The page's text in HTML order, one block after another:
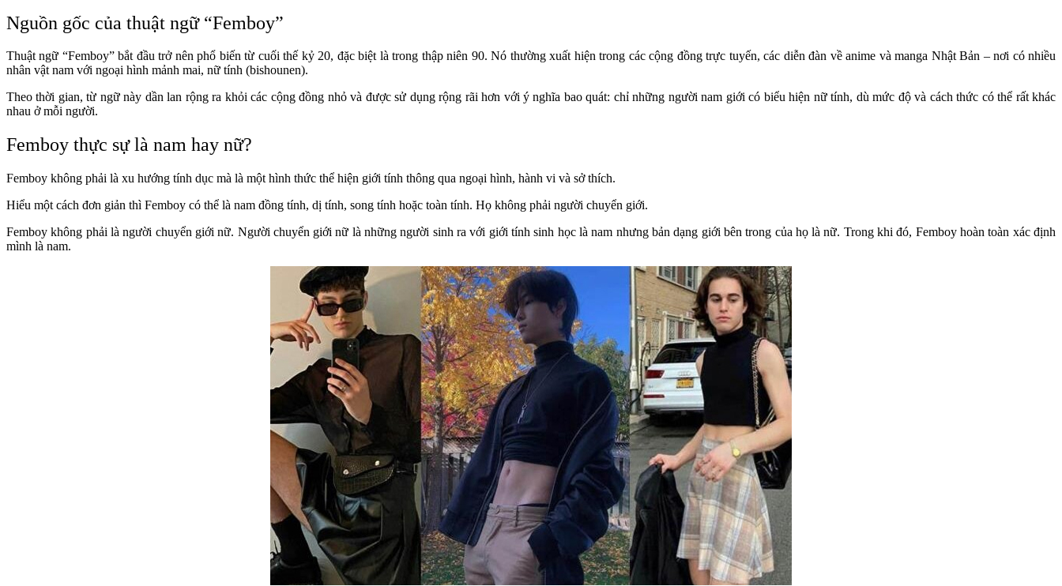
Nguồn gốc của thuật ngữ “Femboy”
Thuật ngữ “Femboy” bắt đầu trở nên phổ biến từ cuối thế kỷ 20, đặc biệt là trong thập niên 90. Nó thường xuất hiện trong các cộng đồng trực tuyến, các diễn đàn về anime và manga Nhật Bản – nơi có nhiều
nhân vật nam với ngoại hình mảnh mai, nữ tính (bishounen).
Theo thời gian, từ ngữ này dần lan rộng ra khỏi các cộng đồng nhỏ và được sử dụng rộng rãi hơn với ý nghĩa bao quát: chỉ những người nam giới có biểu hiện nữ tính, dù mức độ và cách thức có thể rất khác
nhau ở mỗi người.
Femboy thực sự là nam hay nữ?
Femboy không phải là xu hướng tính dục mà là một hình thức thể hiện giới tính thông qua ngoại hình, hành vi và sở thích.
Hiểu một cách đơn giản thì Femboy có thể là nam đồng tính, dị tính, song tính hoặc toàn tính. Họ không phải người chuyển giới.
Femboy không phải là người chuyển giới nữ. Người chuyển giới nữ là những người sinh ra với giới tính sinh học là nam nhưng bản dạng giới bên trong của họ là nữ. Trong khi đó, Femboy hoàn toàn xác định
mình là nam.